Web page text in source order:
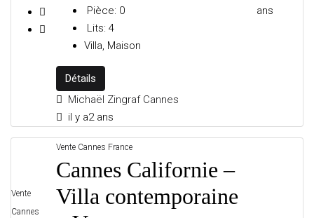
MARSEILLE
TROPEZ
Pièce: 0
Lits: 4
Villa, Maison
Détails
Michaël Zingraf Cannes
il y a2 ans
ans
Vente
Cannes
Vente Cannes France
Cannes Californie –
Villa contemporaine